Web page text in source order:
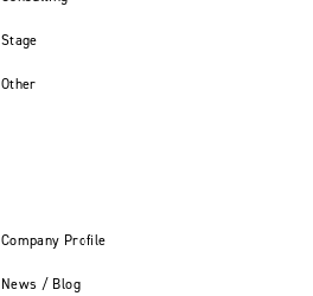
Stage
Other
Company Profile
News / Blog